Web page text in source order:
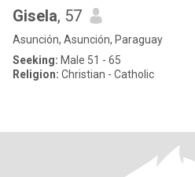
Gisela, 57
Asunción, Asunción, Paraguay
Seeking: Male 51 - 65
Religion: Christian - Catholic